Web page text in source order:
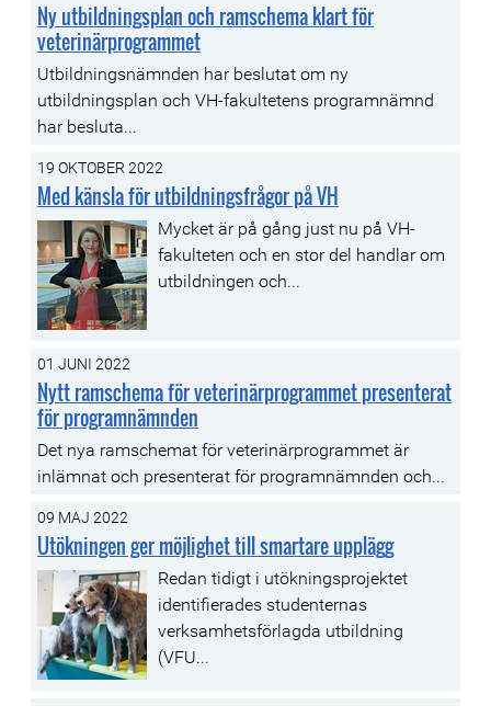
Ny utbildningsplan och ramschema klart för
veterinärprogrammet
Utbildningsnämnden har beslutat om ny
utbildningsplan och VH-fakultetens programnämnd
har besluta...
19 OKTOBER 2022
Med känsla för utbildningsfrågor på VH
Mycket är på gång just nu på VH-
fakulteten och en stor del handlar om
utbildningen och...
01 JUNI 2022
Nytt ramschema för veterinärprogrammet presenterat
för programnämnden
Det nya ramschemat för veterinärprogrammet är
inlämnat och presenterat för programnämnden och...
09 MAJ 2022
Utökningen ger möjlighet till smartare upplägg
Redan tidigt i utökningsprojektet
identifierades studenternas
verksamhetsförlagda utbildning
(VFU...